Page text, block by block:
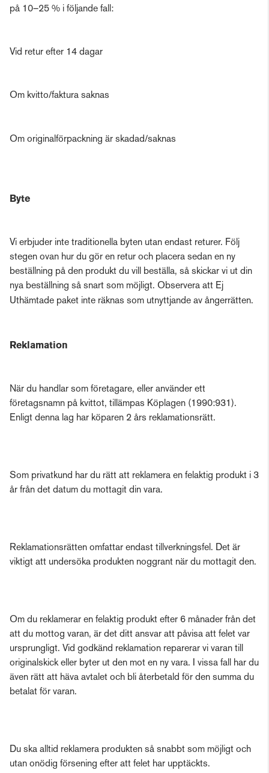
på 10–25 % i följande fall:
Vid retur efter 14 dagar
Om kvitto/faktura saknas
Om originalförpackning är skadad/saknas
Byte
Vi erbjuder inte traditionella byten utan endast returer. Följ
stegen ovan hur du gör en retur och placera sedan en ny
beställning på den produkt du vill beställa, så skickar vi ut din
nya beställning så snart som möjligt. Observera att Ej
Uthämtade paket inte räknas som utnyttjande av ångerrätten.
Reklamation
När du handlar som företagare, eller använder ett
företagsnamn på kvittot, tillämpas Köplagen (1990:931).
Enligt denna lag har köparen 2 års reklamationsrätt.
Som privatkund har du rätt att reklamera en felaktig produkt i 3
år från det datum du mottagit din vara.
Reklamationsrätten omfattar endast tillverkningsfel. Det är
viktigt att undersöka produkten noggrant när du mottagit den.
Om du reklamerar en felaktig produkt efter 6 månader från det
att du mottog varan, är det ditt ansvar att påvisa att felet var
ursprungligt. Vid godkänd reklamation reparerar vi varan till
originalskick eller byter ut den mot en ny vara. I vissa fall har du
även rätt att häva avtalet och bli återbetald för den summa du
betalat för varan.
Du ska alltid reklamera produkten så snabbt som möjligt och
utan onödig försening efter att felet har upptäckts.